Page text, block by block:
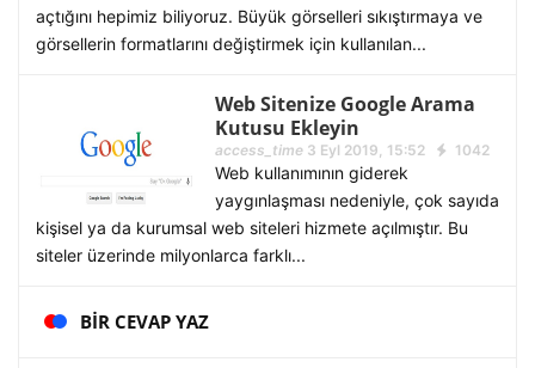
açtığını hepimiz biliyoruz. Büyük görselleri sıkıştırmaya ve
görsellerin formatlarını değiştirmek için kullanılan...
Web Sitenize Google Arama
Kutusu Ekleyin
access_time3 Eyl 2019, 15:52 1042
Web kullanımının giderek
yaygınlaşması nedeniyle, çok sayıda
kişisel ya da kurumsal web siteleri hizmete açılmıştır. Bu
siteler üzerinde milyonlarca farklı...
BIR CEVAP YAZ